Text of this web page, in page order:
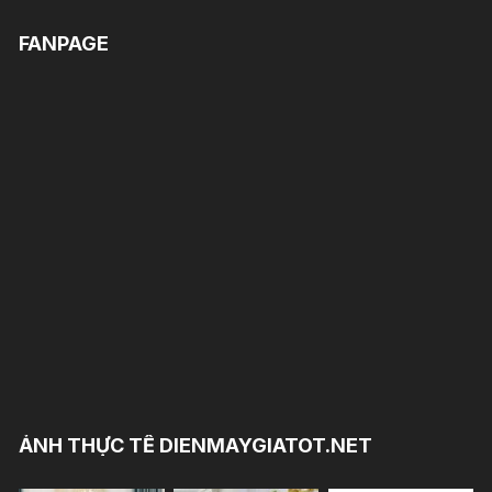
FANPAGE
ẢNH THỰC TẾ DIENMAYGIATOT.NET